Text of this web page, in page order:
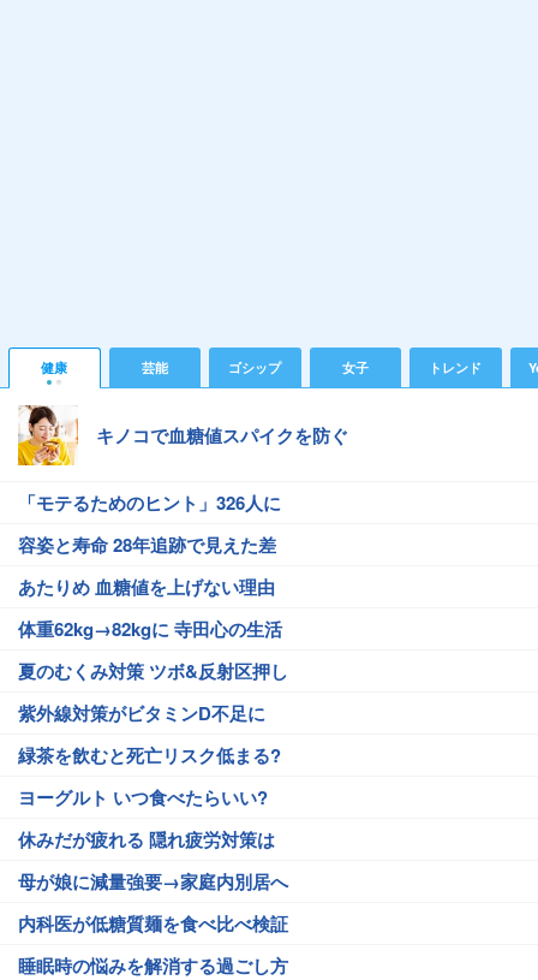
健康 芸能 ゴシップ 女子 トレンド
キノコで血糖値スパイクを防ぐ
「モテるためのヒント」326人に
容姿と寿命 28年追跡で見えた差
あたりめ 血糖値を上げない理由
体重62kg→82kgに 寺田心の生活
夏のむくみ対策 ツボ&反射区押し
紫外線対策がビタミンD不足に
緑茶を飲むと死亡リスク低まる?
ヨーグルト いつ食べたらいい?
休みだが疲れる 隠れ疲労対策は
母が娘に減量強要→家庭内別居へ
内科医が低糖質麺を食べ比べ検証
睡眠時の悩みを解消する過ごし方